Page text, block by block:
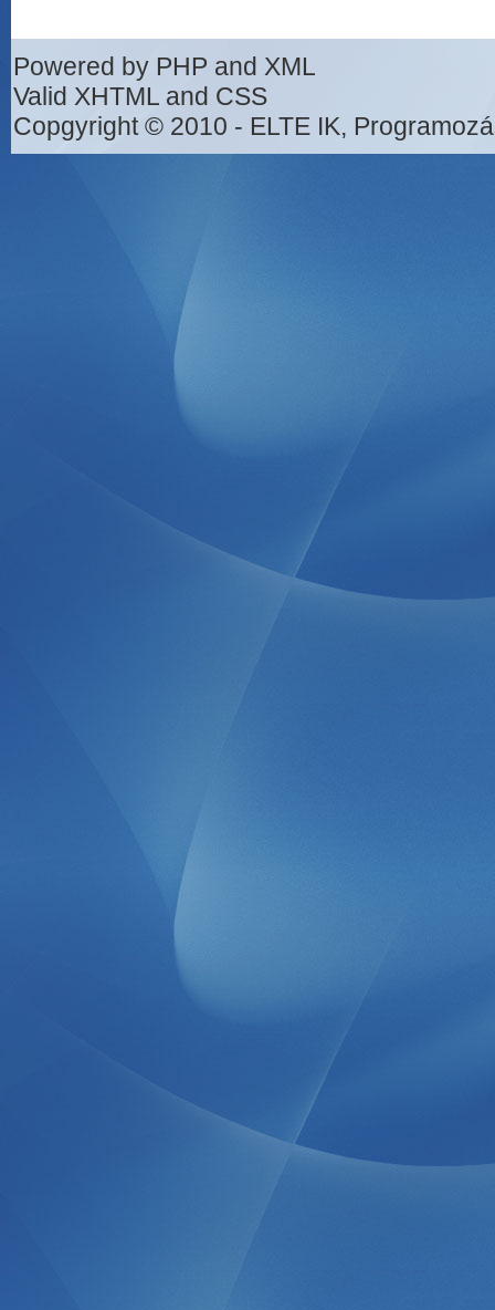
Powered by PHP and XML
Valid XHTML and CSS
Copgyright © 2010 - ELTE IK,